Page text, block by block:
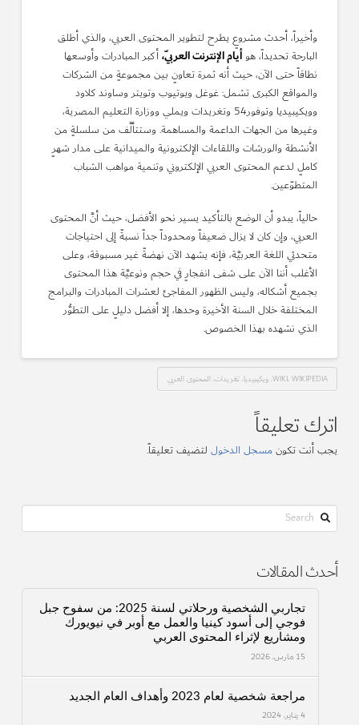
وأخيراً، أحدث مشروعٍ يطرح لتطوير المحتوى العربي، والذي أطلق
البارحة تحديداً، هوأيام الإنترنت العربيّ،أكبر المبادرات وأوسعها
نطاقاً حتى الآن، حيث أنه ثمرة تعاونٍ بين مجموعةٍ من الشركات
والمواقع الكبرى تشمل: غوغل ويوتيوب وتويتر وساوند كلاود
وويكيبيديا وتوفور54 وتغريدات ويملي ووزارة التعليم المصرية،
وغيرها من الجهات الداعمة والمساهمة. وستتألَّف من سلسلةٍ من
الأنشطة والورشات واللقاءات الإلكترونية والميدانية على مدار شهرٍ
كاملٍ لدعم المحتوى العربي الإلكتروني وتنمية مواهب الشباب
المتطوّعين.
حالياً، يبدو أن الوضع بالتأكيد يسير نحو الأفضل، حيث أنَّ المحتوى
العربي، وإن كان لا يزال ضعيفاً ومحدوداً جداً نسبةً إلى احتياجات
متحدثي اللغة العربيَّة، فإنه يشهد الآن نهضةً غير مسبوقة، وعلى
الأغلب أننا الآن على شفى انفجارٍ في حجم ونوعيَّة هذا المحتوى
بجميع أشكاله، وليس الظهور المفاجئ لعشرات المبادرات والبرامج
المختلفة خلال السنة الأخيرة وحدها، إلا أفضل دليلٍ على التطوُّر
الذي نشهده بهذا الخصوص.
WIKI، WIKIPEDIA، ويكيبيديا، تغريدات، المحتوى العربي
اترك تعليقاً
يجب أنت تكونمسجل الدخوللتضيف تعليقاً.
Search
أحدث المقالات
تجاربي الشخصية ورحلاتي لسنة 2025: من سفوح جبل
فوجي إلى أسود كينيا والعمل مع أوبر في نيويورك
ومشاريع لإثراء المحتوى العربي
15 مارس، 2026
مراجعة شخصية لعام 2023 وأهداف العام الجديد
4 يناير، 2024